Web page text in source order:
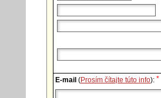
E-mail (Prosím čítajte túto info): *